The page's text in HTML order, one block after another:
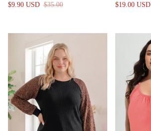
$9.90 USD $35.00
$19.00 USD